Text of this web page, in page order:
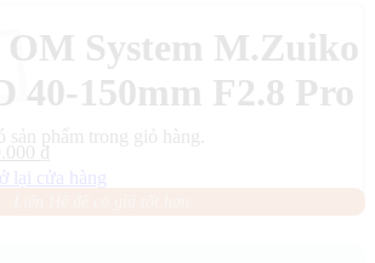
sản phẩm trong giỏ hàng.
lại cửa hàng
System M.Zuiko
40-150mm F2.8 Pro
₫
hiện